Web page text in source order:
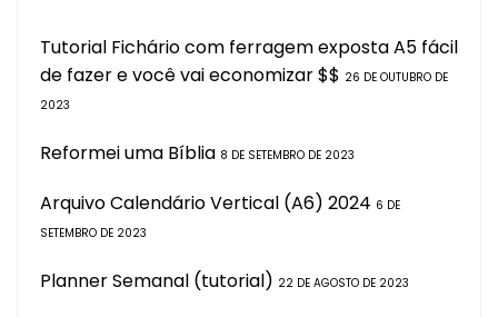
Tutorial Fichário com ferragem exposta A5 fácil
de fazer e você vai economizar $$ 26 DE OUTUBRO DE
2023
Reformei uma Bíblia 8 DE SETEMBRO DE 2023
Arquivo Calendário Vertical (A6) 2024 6 DE
SETEMBRO DE 2023
Planner Semanal (tutorial) 22 DE AGOSTO DE 2023